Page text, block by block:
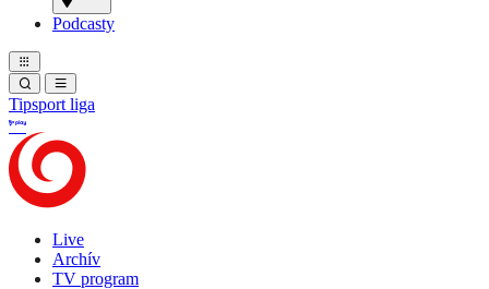
Podcasty
Tipsport liga
Live
Archív
TV program